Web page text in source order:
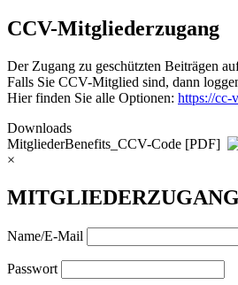
CCV-Mitgliederzugang
Der Zugang zu geschützten Beiträgen
Falls Sie CCV-Mitglied sind, dann
Hier finden Sie alle Optionen: https://cc-
Downloads
MitgliederBenefits_CCV-Code [PDF]
×
MITGLIEDERZUGANG
Name/E-Mail
Passwort